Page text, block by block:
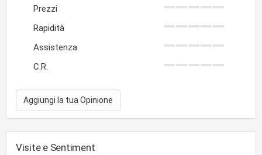
Prezzi
Rapidità
Assistenza
C.R.
Aggiungi la tua Opinione
Visite e Sentiment